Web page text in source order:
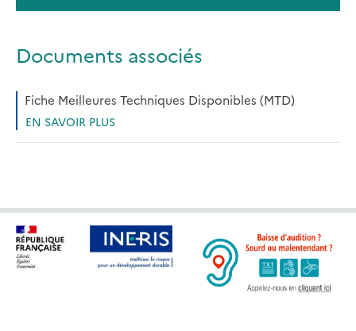
Documents associés
Fiche Meilleures Techniques Disponibles (MTD)
EN SAVOIR PLUS